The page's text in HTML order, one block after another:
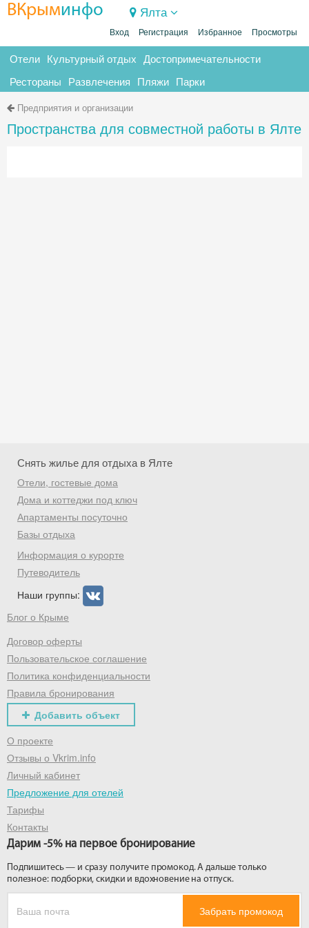
ВКрыминфо Ялта
Вход Регистрация Избранное Просмотры
Отели Культурный отдых Достопримечательности
Рестораны Развлечения Пляжи Парки
Предприятия и организации
Пространства для совместной работы в Ялте
Снять жилье для отдыха в Ялте
Отели, гостевые дома
Дома и коттеджи под ключ
Апартаменты посуточно
Базы отдыха
Информация о курорте
Путеводитель
Наши группы:
Блог о Крыме
Договор оферты
Пользовательское соглашение
Политика конфиденциальности
Правила бронирования
Добавить объект
О проекте
Отзывы о Vkrim.info
Личный кабинет
Предложение для отелей
Тарифы
Контакты
Дарим -5% на первое бронирование
Подпишитесь — и сразу получите промокод. А дальше только
полезное: подборки, скидки и вдохновение на отпуск.
Забрать промокод
Скидка −5%
Хочешь дешевле? Оставь почту и получи
промокод на первое бронирование!